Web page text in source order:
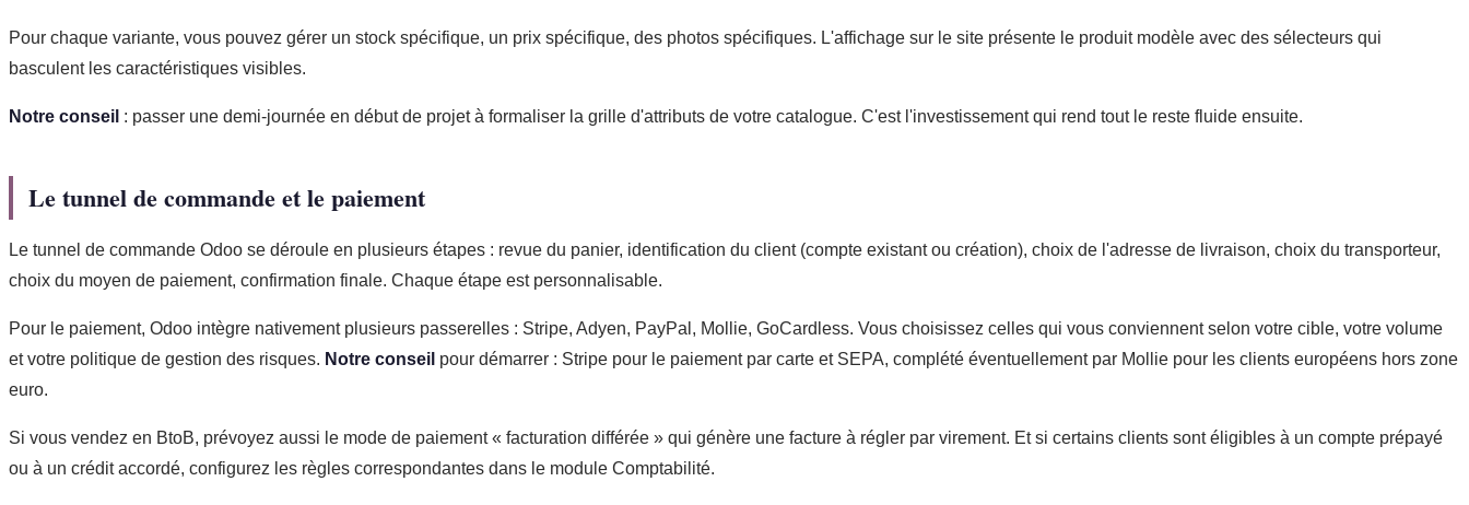
Pour chaque variante, vous pouvez gérer un stock spécifique, un prix spécifique, des photos spécifiques. L'affichage sur le site présente le produit modèle avec des sélecteurs qui
basculent les caractéristiques visibles.
Notre conseil : passer une demi-journée en début de projet à formaliser la grille d'attributs de votre catalogue. C'est l'investissement qui rend tout le reste fluide ensuite.
Le tunnel de commande et le paiement
Le tunnel de commande Odoo se déroule en plusieurs étapes : revue du panier, identification du client (compte existant ou création), choix de l'adresse de livraison, choix du transporteur,
choix du moyen de paiement, confirmation finale. Chaque étape est personnalisable.
Pour le paiement, Odoo intègre nativement plusieurs passerelles : Stripe, Adyen, PayPal, Mollie, GoCardless. Vous choisissez celles qui vous conviennent selon votre cible, votre volume
et votre politique de gestion des risques. Notre conseil pour démarrer : Stripe pour le paiement par carte et SEPA, complété éventuellement par Mollie pour les clients européens hors zone
euro.
Si vous vendez en BtoB, prévoyez aussi le mode de paiement « facturation différée » qui génère une facture à régler par virement. Et si certains clients sont éligibles à un compte prépayé
ou à un crédit accordé, configurez les règles correspondantes dans le module Comptabilité.